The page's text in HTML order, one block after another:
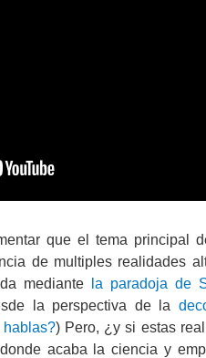
que el tema principal
de multiples realidades
mediante
la paradoja de
la perspectiva de la
) Pero, ¿y si estas
acaba la ciencia y